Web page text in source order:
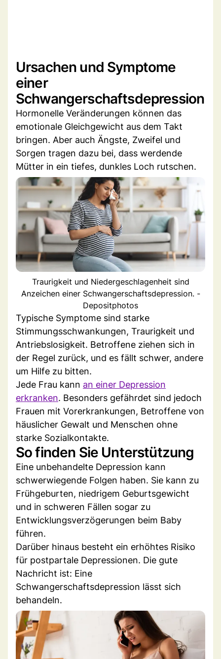
Ursachen und Symptome
einer
Schwangerschaftsdepression
Hormonelle Veränderungen können das
emotionale Gleichgewicht aus dem Takt
bringen. Aber auch Ängste, Zweifel und
Sorgen tragen dazu bei, dass werdende
Mütter in ein tiefes, dunkles Loch rutschen.
Traurigkeit und Niedergeschlagenheit sind
Anzeichen einer Schwangerschaftsdepression. -
Depositphotos
Typische Symptome sind starke
Stimmungsschwankungen, Traurigkeit und
Antriebslosigkeit. Betroffene ziehen sich in
der Regel zurück, und es fällt schwer, andere
um Hilfe zu bitten.
Jede Frau kann an einer Depression
erkranken. Besonders gefährdet sind jedoch
Frauen mit Vorerkrankungen, Betroffene von
häuslicher Gewalt und Menschen ohne
starke Sozialkontakte.
So finden Sie Unterstützung
Eine unbehandelte Depression kann
schwerwiegende Folgen haben. Sie kann zu
Frühgeburten, niedrigem Geburtsgewicht
und in schweren Fällen sogar zu
Entwicklungsverzögerungen beim Baby
führen.
Darüber hinaus besteht ein erhöhtes Risiko
für postpartale Depressionen. Die gute
Nachricht ist: Eine
Schwangerschaftsdepression lässt sich
behandeln.